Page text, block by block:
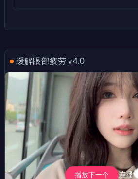
缓解眼部疲劳 v4.0
播放下一个 连播